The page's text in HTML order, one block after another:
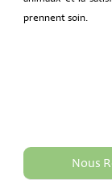
prennent soin.
Nous